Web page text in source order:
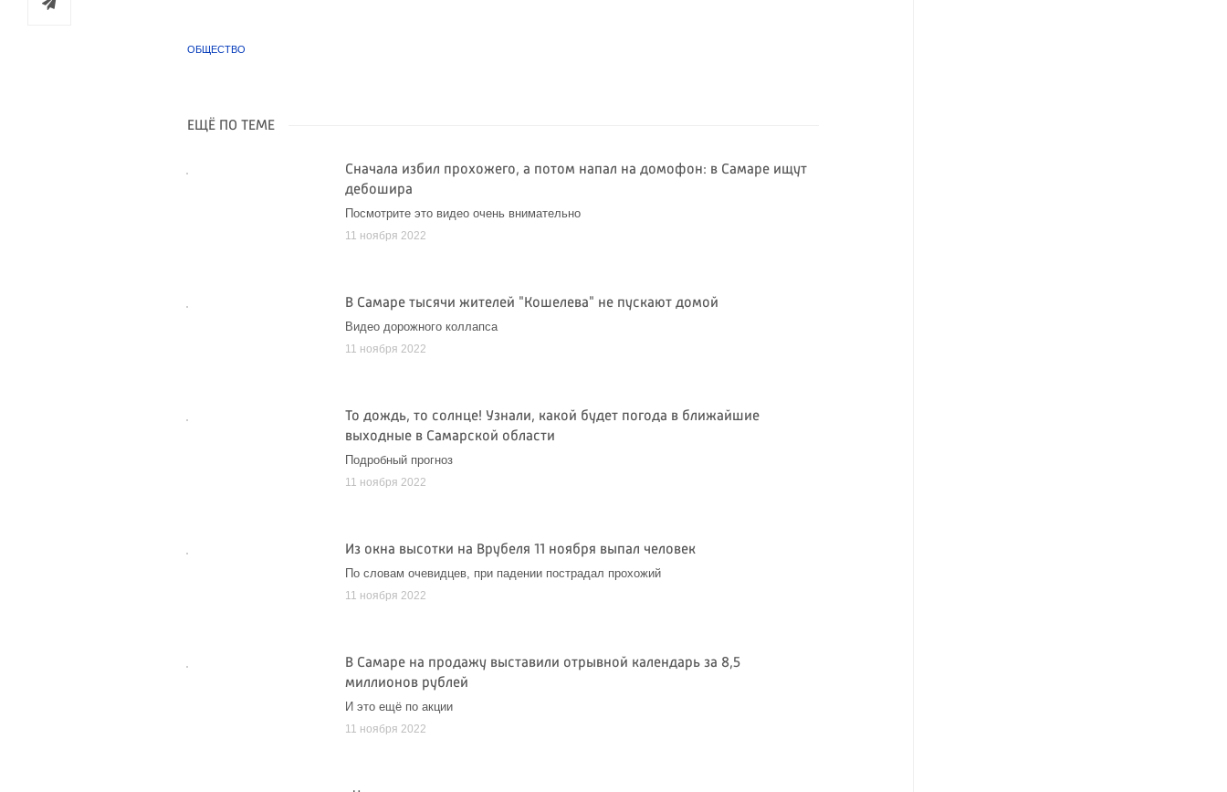
ОБЩЕСТВО
ЕЩЁ ПО ТЕМЕ
Сначала избил прохожего, а потом напал на домофон: в Самаре ищут
дебошира
Посмотрите это видео очень внимательно
11 ноября 2022
В Самаре тысячи жителей "Кошелева" не пускают домой
Видео дорожного коллапса
11 ноября 2022
То дождь, то солнце! Узнали, какой будет погода в ближайшие
выходные в Самарской области
Подробный прогноз
11 ноября 2022
Из окна высотки на Врубеля 11 ноября выпал человек
По словам очевидцев, при падении пострадал прохожий
11 ноября 2022
В Самаре на продажу выставили отрывной календарь за 8,5
миллионов рублей
И это ещё по акции
11 ноября 2022